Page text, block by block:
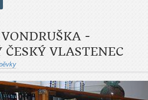
-
VLASTENEC